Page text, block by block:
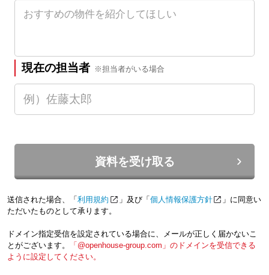
現在の担当者 ※担当者がいる場合
資料を受け取る
送信された場合、「 利用規約 」及び「 個人情報保護方針
」に同意い
ただいたものとして承ります。
ドメイン指定受信を設定されている場合に、メールが正しく届かないこ
とがございます。
「@openhouse-group.com」のドメインを受信できる
ように設定してください。